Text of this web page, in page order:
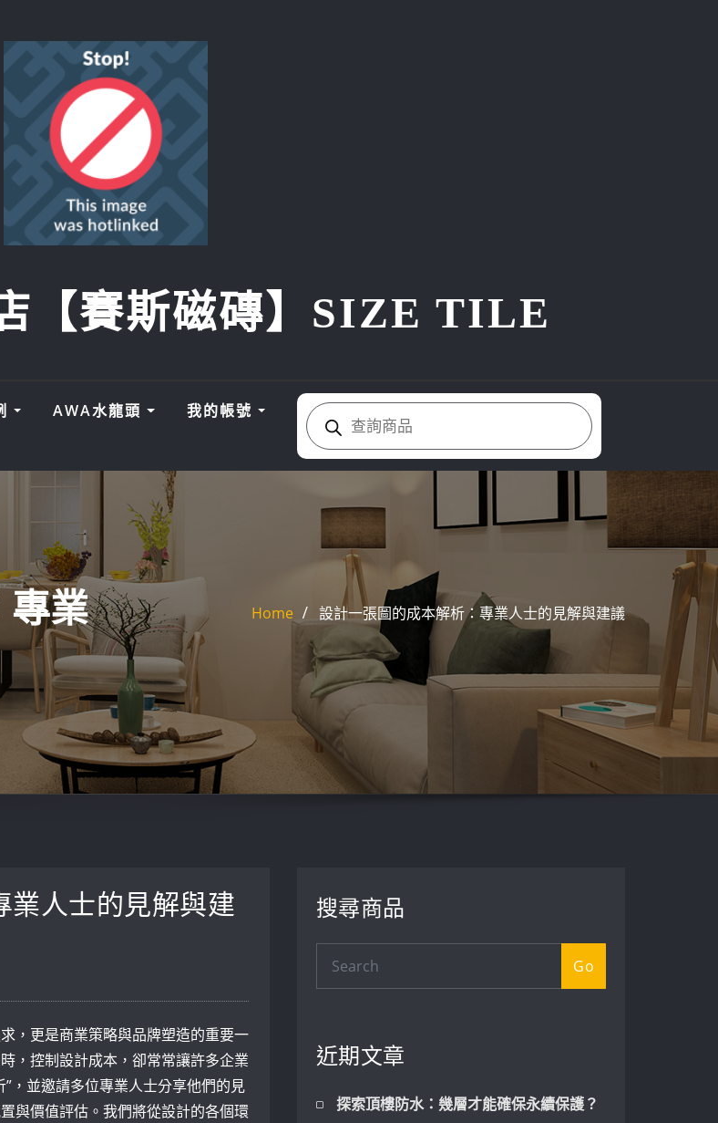
【賽斯磁磚】SIZE TILE
AWA水龍頭 我的帳號 Products
search
專業
Home 設計一張圖的成本解析：專業人士的見解與建議
業人士的見解與建
，更是商業策略與品牌塑造的重要一
，控制設計成本，卻常常讓許多企業
，並邀請多位專業人士分享他們的見
與價值評估。我們將從設計的各個環
搜尋商品
Go
近期文章
探索頂樓防水：幾層才能確保永續保護？